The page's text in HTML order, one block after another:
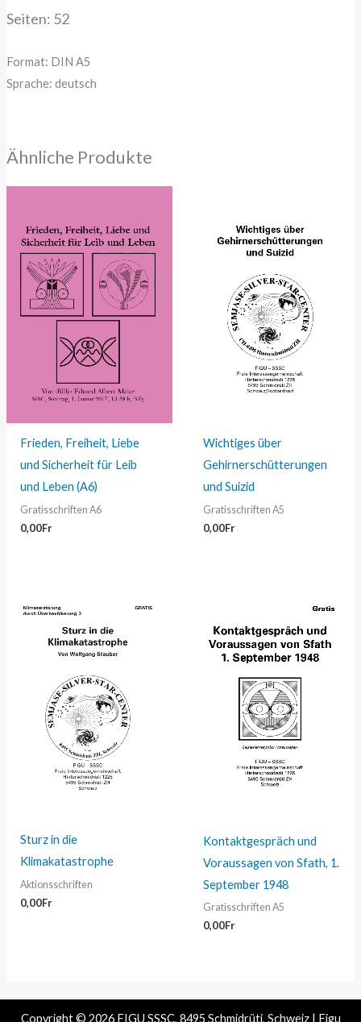
Seiten: 52
Format: DIN A5
Sprache: deutsch
Ähnliche Produkte
Frieden, Freiheit, Liebe
und Sicherheit für Leib
und Leben (A6)
Gratisschriften A6
0,00Fr
Wichtiges über
Gehirnerschütterungen
und Suizid
Gratisschriften A5
0,00Fr
Sturz in die
Klimakatastrophe
Aktionsschriften
0,00Fr
Kontaktgespräch und
Voraussagen von Sfath, 1.
September 1948
Gratisschriften A5
0,00Fr
Copyright © 2026 FIGU SSSC, 8495 Schmidrüti, Schweiz | Figu